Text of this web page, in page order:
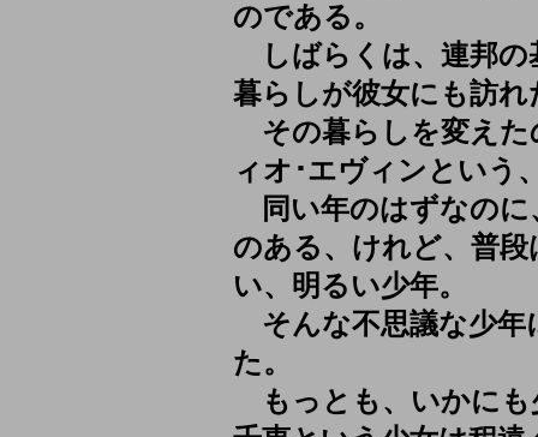
のである。
しばらくは、連邦の
暮らしが彼女にも訪れ
その暮らしを変えた
ィオ･エヴィンという
同い年のはずなのに
のある、けれど、普
い、明るい少年。
そんな不思議な少年
た。
もっとも、いかにも